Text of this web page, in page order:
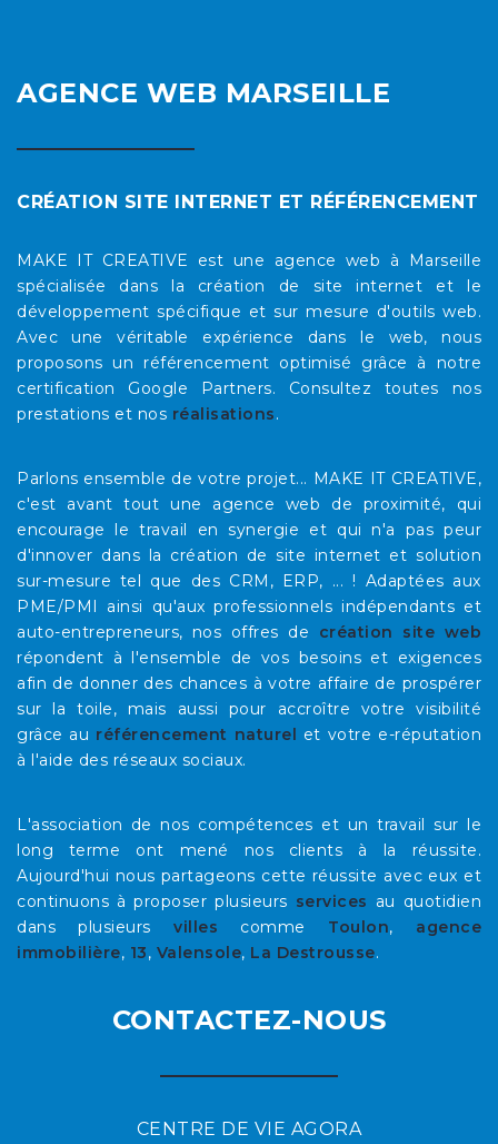
AGENCE WEB MARSEILLE
CRÉATION SITE INTERNET ET RÉFÉRENCEMENT
MAKE IT CREATIVE est une agence web à Marseille
spécialisée dans la création de site internet et le
développement spécifique et sur mesure d'outils web.
Avec une véritable expérience dans le web, nous
proposons un référencement optimisé grâce à notre
certification Google Partners. Consultez toutes nos
prestations et nos réalisations.
Parlons ensemble de votre projet... MAKE IT CREATIVE,
c'est avant tout une agence web de proximité, qui
encourage le travail en synergie et qui n'a pas peur
d'innover dans la création de site internet et solution
sur-mesure tel que des CRM, ERP, ... ! Adaptées aux
PME/PMI ainsi qu'aux professionnels indépendants et
auto-entrepreneurs, nos offres de création site web
répondent à l'ensemble de vos besoins et exigences
afin de donner des chances à votre affaire de prospérer
sur la toile, mais aussi pour accroître votre visibilité
grâce au référencement naturel et votre e-réputation
à l'aide des réseaux sociaux.
L'association de nos compétences et un travail sur le
long terme ont mené nos clients à la réussite.
Aujourd'hui nous partageons cette réussite avec eux et
continuons à proposer plusieurs services au quotidien
dans plusieursvilles comme Toulon, agence
immobilière, 13, Valensole, La Destrousse.
CONTACTEZ-NOUS
CENTRE DE VIE AGORA